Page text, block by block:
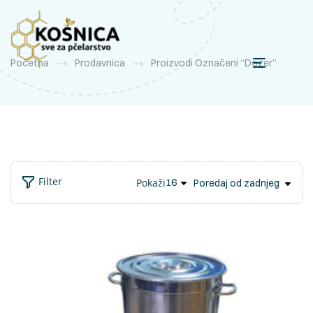
Početna Prodavnica Proizvodi Označeni “dozer”
Filter Pokaži